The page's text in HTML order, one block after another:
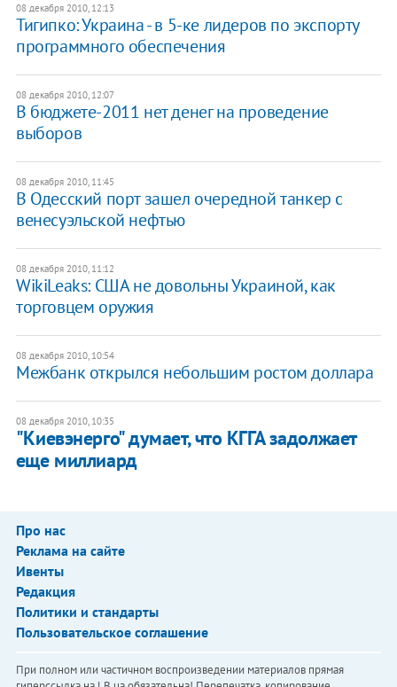
08 декабря 2010, 12:13
Тигипко: Украина - в 5-ке лидеров по экспорту
программного обеспечения
08 декабря 2010, 12:07
В бюджете-2011 нет денег на проведение
выборов
08 декабря 2010, 11:45
В Одесский порт зашел очередной танкер с
венесуэльской нефтью
08 декабря 2010, 11:12
WikiLeaks: США не довольны Украиной, как
торговцем оружия
08 декабря 2010, 10:54
Межбанк открылся небольшим ростом доллара
08 декабря 2010, 10:35
"Киевэнерго" думает, что КГГА задолжает
еще миллиард
Про нас
Реклама на сайте
Ивенты
Редакция
Политики и стандарты
Пользовательское соглашение
При полном или частичном воспроизведении материалов прямая